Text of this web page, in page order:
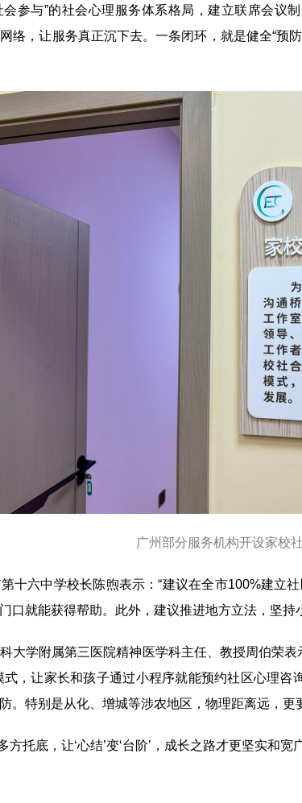
参与”的社会心理服务体系格局，建立联席会议
络，让服务真正沉下去。一条闭环，就是健全“预
广州部分服务机构开设家校
六中学校长陈煦表示：“建议在全市100%建立
口就能获得帮助。此外，建议推进地方立法，坚持
学附属第三医院精神医学科主任、教授周伯荣表
式，让家长和孩子通过小程序就能预约社区心理
。特别是从化、增城等涉农地区，物理距离远，更
托底，让‘心结’变‘台阶’，成长之路才更坚实和宽